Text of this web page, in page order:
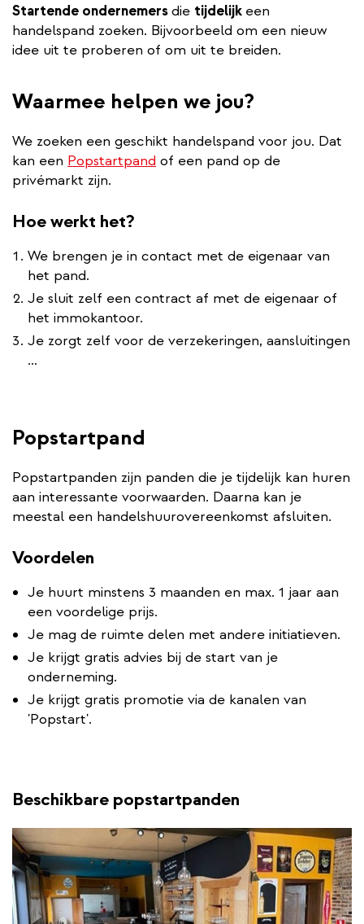
Startende ondernemersdie tijdelijk een
handelspand zoeken. Bijvoorbeeld om een nieuw
idee uit te proberen of om uit te breiden.
Waarmee helpen we jou?
We zoeken een geschikt handelspand voor jou. Dat
kan een Popstartpand of een pand op de
privémarkt zijn.
Hoe werkt het?
We brengen je in contact met de eigenaar van
het pand.
Je sluit zelf een contract af met de eigenaar of
het immokantoor.
Je zorgt zelf voor de verzekeringen, aansluitingen
…
Popstartpand
Popstartpanden zijn panden die je tijdelijk kan huren
aan interessante voorwaarden. Daarna kan je
meestal een handelshuurovereenkomst afsluiten.
Voordelen
Je huurt minstens 3 maanden en max. 1 jaar aan
een voordelige prijs.
Je mag de ruimte delen met andere initiatieven.
Je krijgt gratis advies bij de start van je
onderneming.
Je krijgt gratis promotie via de kanalen van
'Popstart'.
Beschikbare popstartpanden